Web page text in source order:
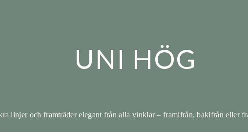
UNI HÖG
linjer och framträder elegant från alla vinklar – framifrån, bakifrån eller